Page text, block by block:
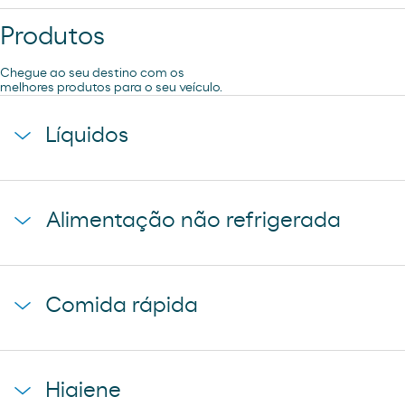
Produtos
Chegue ao seu destino com os
melhores produtos para o seu veículo.
Líquidos
coca-cola
cerveza mahou clasica
Alimentação não refrigerada
donuts
galletas filipinos
Comida rápida
Higiene